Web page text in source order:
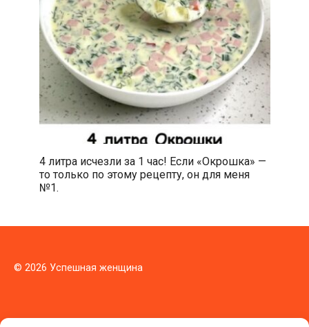
4 литра исчезли за 1 час! Если «Окрошка» —
то только по этому рецепту, он для меня
№1.
© 2026 Успешная женщина